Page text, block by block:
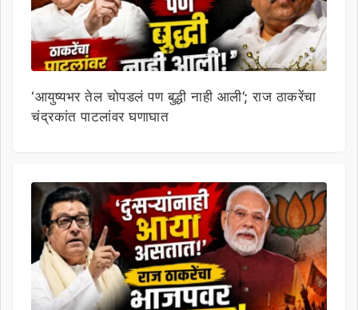
‘आयुष्यभर तेल चोपडलं पण बुद्धी नाही आली’; राज ठाकरेंचा
चंद्रकांत पाटलांवर घणाघात